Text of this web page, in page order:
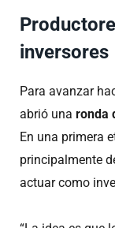
inversores
Para avanzar
abrió una ronda
En una primera
principalmente
actuar como